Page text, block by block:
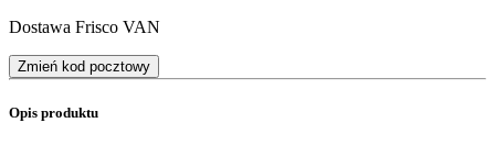
Dostawa Frisco VAN
Zmień kod pocztowy
Opis produktu